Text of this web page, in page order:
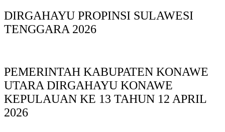
DIRGAHAYU PROPINSI SULAWESI
TENGGARA 2026
PEMERINTAH KABUPATEN KONAWE
UTARA DIRGAHAYU KONAWE
KEPULAUAN KE 13 TAHUN 12 APRIL
2026